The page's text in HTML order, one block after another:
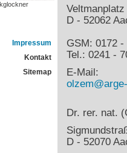
Impressum
Kontakt
Sitemap
Veltmanplatz
D - 52062
GSM: 0172 -
Tel.: 0241 -
E-Mail:
Dr. rer. nat.
D - 52070